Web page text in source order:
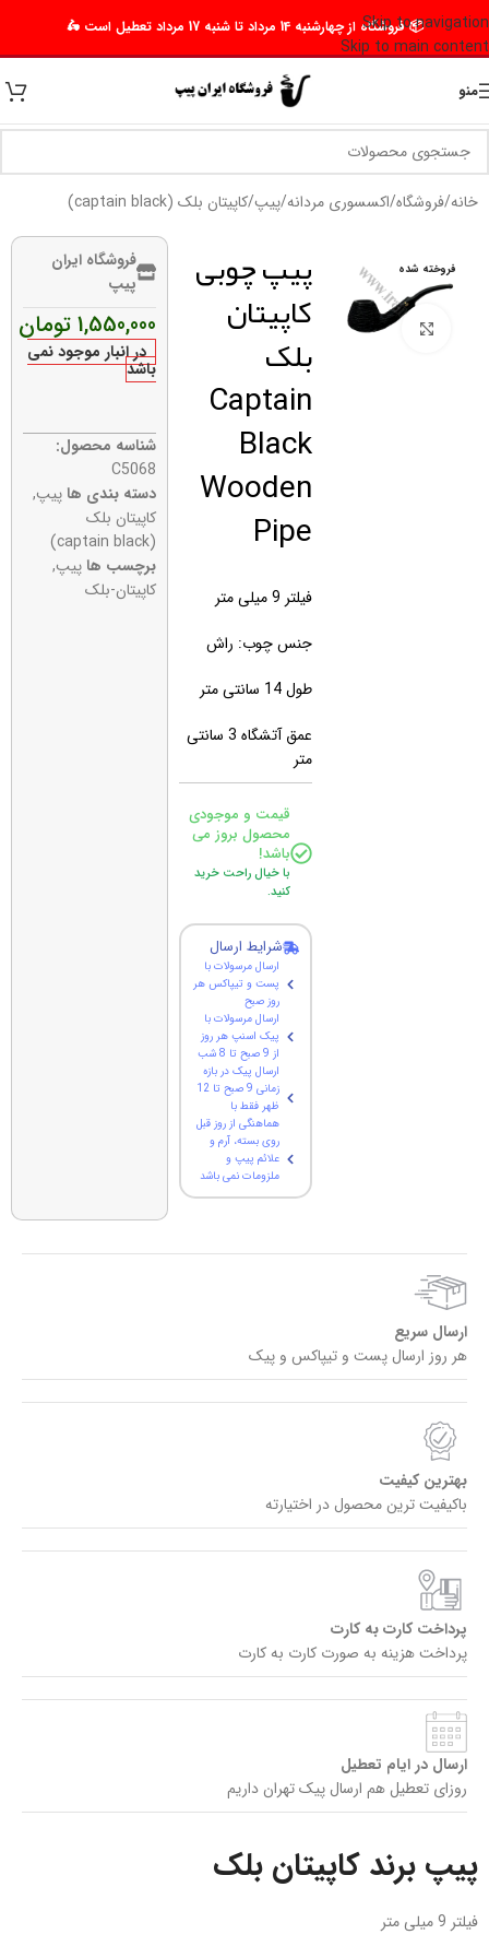
Skip to navigation
Skip to main content
📦 فروشگاه از چهارشنبه 14 مرداد تا شنبه 17 مرداد تعطیل است 🛵
منو
خانه/فروشگاه/اکسسوری مردانه/پیپ/کاپیتان بلک (captain black)
فروخته شده
برای بزرگنمایی کلیک کنید
پیپ چوبی
کاپیتان
بلک
Captain
Black
Wooden
Pipe
فیلتر 9 میلی متر
جنس چوب: راش
طول 14 سانتی متر
عمق آتشگاه 3 سانتی
متر
قیمت و موجودی
محصول بروز می
باشد!
با خیال راحت خرید
کنید.
شرایط ارسال
ارسال مرسولات با
پست و تیپاکس هر
روز صبح
ارسال مرسولات با
پیک اسنپ هر روز
از 9 صبح تا 8 شب
ارسال پیک در بازه
زمانی 9 صبح تا 12
ظهر فقط با
هماهنگی از روز قبل
روی بسته، آرم و
علائم پیپ و
ملزومات نمی باشد
فروشگاه ایران
پیپ
1,550,000 تومان
در انبار موجود نمی
باشد
شناسه محصول:
C5068
دسته بندی ها پیپ,
کاپیتان بلک
(captain black)
برچسب ها پیپ,
کاپیتان-بلک
ارسال سریع
هر روز ارسال پست و تیپاکس و پیک
بهترین کیفیت
باکیفیت ترین محصول در اختیارته
پرداخت کارت به کارت
پرداخت هزینه به صورت کارت به کارت
ارسال در ایام تعطیل
روزای تعطیل هم ارسال پیک تهران داریم
پیپ برند کاپیتان بلک
فیلتر 9 میلی متر